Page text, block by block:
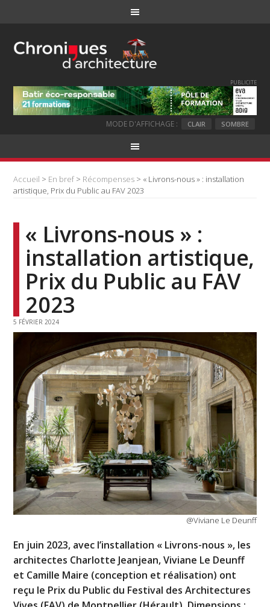
PUBLICITE
MODE D'AFFICHAGE : CLAIR SOMBRE
Accueil > En bref > Récompenses > « Livrons-nous » : installation
artistique, Prix du Public au FAV 2023
« Livrons-nous » :
installation artistique,
Prix du Public au FAV
2023
5 FÉVRIER 2024
@Viviane Le Deunff
En juin 2023, avec l’installation « Livrons-nous », les
architectes Charlotte Jeanjean, Viviane Le Deunff
et Camille Maire (conception et réalisation) ont
reçu le Prix du Public du Festival des Architectures